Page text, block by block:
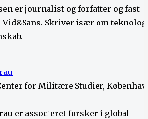
er journalist og forfatter og fast
Skriver især om
for Militære Studier,
er associeret forsker i global